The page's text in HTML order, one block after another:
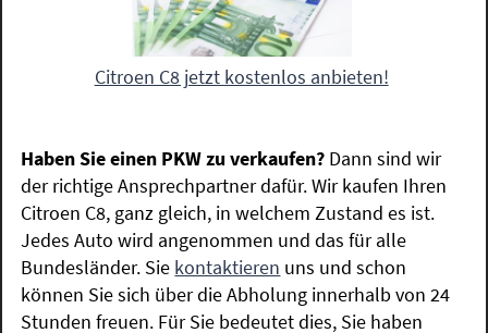
Citroen C8 jetzt kostenlos anbieten!
Haben Sie einen PKW zu verkaufen? Dann sind wir
der richtige Ansprechpartner dafür. Wir kaufen Ihren
Citroen C8, ganz gleich, in welchem Zustand es ist.
Jedes Auto wird angenommen und das für alle
Bundesländer. Sie kontaktieren uns und schon
können Sie sich über die Abholung innerhalb von 24
Stunden freuen. Für Sie bedeutet dies, Sie haben